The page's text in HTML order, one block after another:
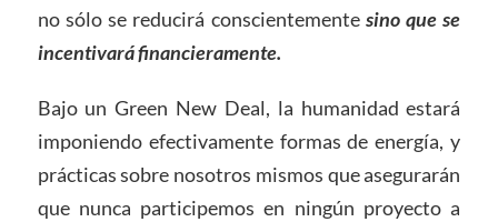
no sólo se reducirá conscientemente sino que se
incentivará financieramente.
Bajo un Green New Deal, la humanidad estará
imponiendo efectivamente formas de energía, y
prácticas sobre nosotros mismos que asegurarán
que nunca participemos en ningún proyecto a